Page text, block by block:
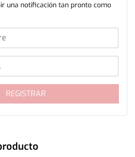
una notificación tan pronto como
REGISTRAR